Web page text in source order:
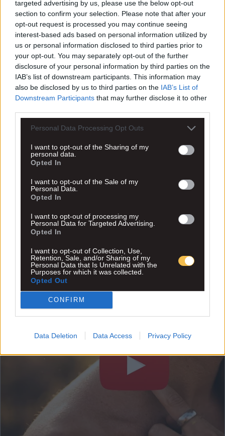
targeted advertising by us, please use the below opt-out
section to confirm your selection. Please note that after your
opt-out request is processed you may continue seeing
interest-based ads based on personal information utilized by
us or personal information disclosed to third parties prior to
your opt-out. You may separately opt-out of the further
disclosure of your personal information by third parties on the
IAB’s list of downstream participants. This information may
also be disclosed by us to third parties on the IAB’s List of
Downstream Participants that may further disclose it to other
Personal Data Processing Opt Outs
I want to opt-out of the Sharing of my
personal data.
Opted In
I want to opt-out of the Sale of my
Personal Data.
Opted In
I want to opt-out of processing my
Personal Data for Targeted Advertising.
Opted In
I want to opt-out of Collection, Use,
Retention, Sale, and/or Sharing of my
Personal Data that Is Unrelated with the
Purposes for which it was collected.
Opted Out
CONFIRM
Data Deletion Data Access Privacy Policy